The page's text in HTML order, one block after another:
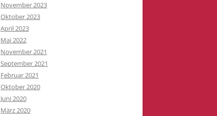
November 2023
Oktober 2023
April 2023
Mai 2022
November 2021
September 2021
Februar 2021
Oktober 2020
Juni 2020
März 2020